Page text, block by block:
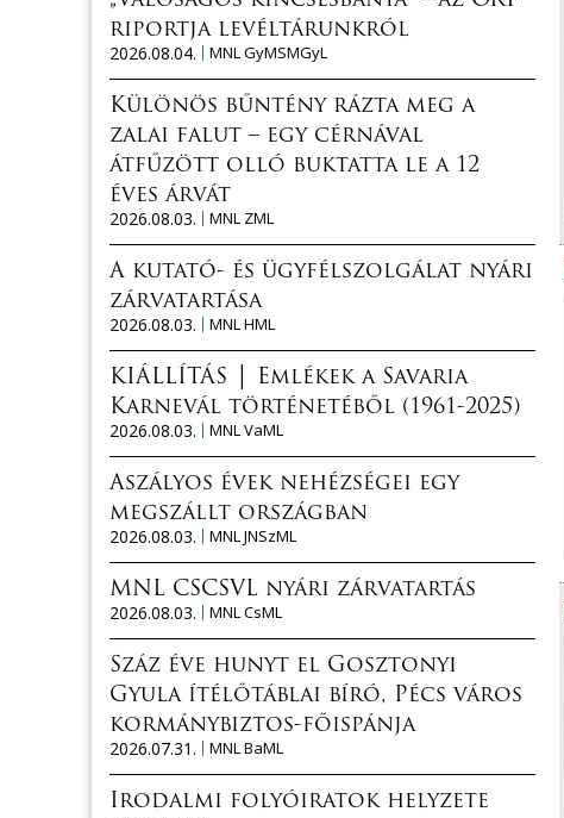
riportja levéltárunkról
2026.08.04.
MNL GyMSMGyL
Különös bűntény rázta meg a
zalai falut – egy cérnával
átfűzött olló buktatta le a 12
éves árvát
2026.08.03.
MNL ZML
A kutató- és ügyfélszolgálat nyári
zárvatartása
2026.08.03.
MNL HML
KIÁLLÍTÁS │ Emlékek a Savaria
Karnevál történetéből (1961-2025)
2026.08.03.
MNL VaML
Aszályos évek nehézségei egy
megszállt országban
2026.08.03.
MNL JNSzML
MNL CSCSVL nyári zárvatartás
2026.08.03.
MNL CsML
Száz éve hunyt el Gosztonyi
Gyula ítélőtáblai bíró, Pécs város
kormánybiztos-főispánja
2026.07.31.
MNL BaML
Irodalmi folyóiratok helyzete